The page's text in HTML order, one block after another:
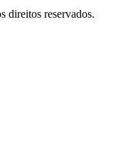
direitos reservados.